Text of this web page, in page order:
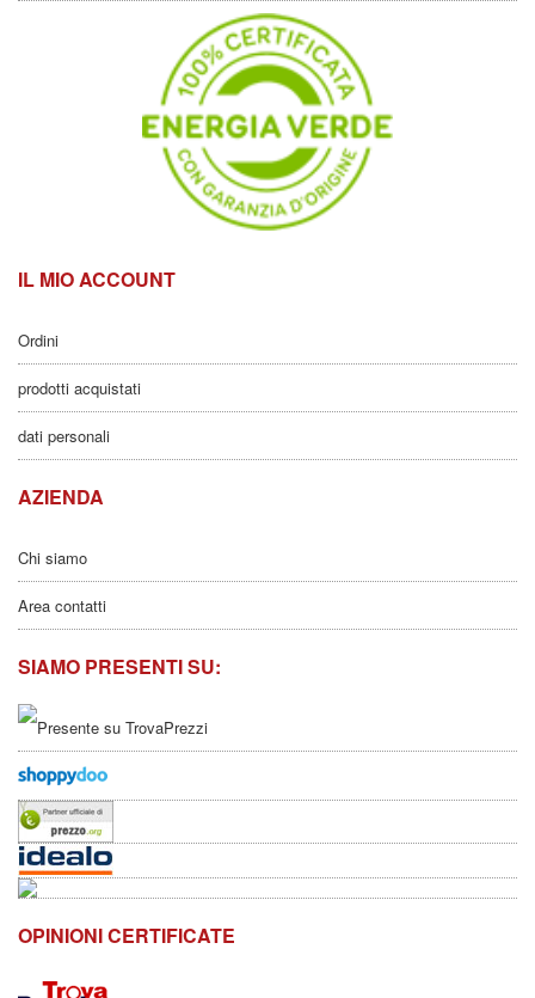
IL MIO ACCOUNT
Ordini
prodotti acquistati
dati personali
AZIENDA
Chi siamo
Area contatti
SIAMO PRESENTI SU:
OPINIONI CERTIFICATE